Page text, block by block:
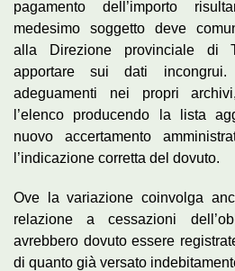
pagamento dell’importo
medesimo soggetto deve
alla Direzione provinciale di
apportare sui dati
adeguamenti nei propri
l’elenco producendo la lista
nuovo accertamento
l’indicazione corretta del dovuto.
Ove la variazione coinvolga
relazione a cessazioni
avrebbero dovuto essere
di quanto già versato